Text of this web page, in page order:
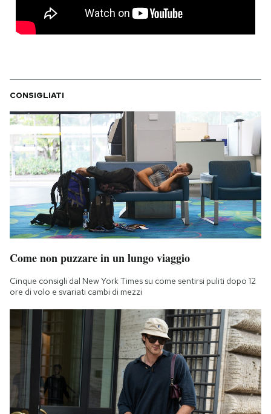
CONSIGLIATI
Come non puzzare in un lungo viaggio
Cinque consigli dal New York Times su come sentirsi puliti dopo 12
ore di volo e svariati cambi di mezzi